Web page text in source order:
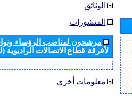
الوثائق
المنشورات
مرشحون لمناصب الرؤساء
لأفرقة قطاع الاتصالات
معلومات أخرى